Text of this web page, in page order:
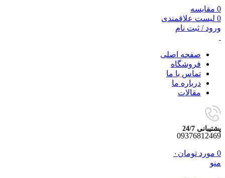
0 مقایسه
0 لیست علاقمندی
ورود / ثبت نام
صفحه اصلی
فروشگاه
تماس با ما
درباره ما
مقالات
پشتیبانی 24/7
09376812469
0 مورد تومان ۰
منو